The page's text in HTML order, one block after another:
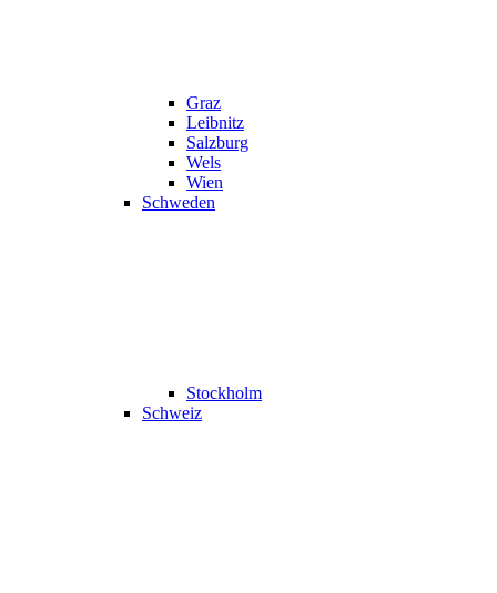
Graz
Leibnitz
Salzburg
Wels
Wien
Schweden
Stockholm
Schweiz